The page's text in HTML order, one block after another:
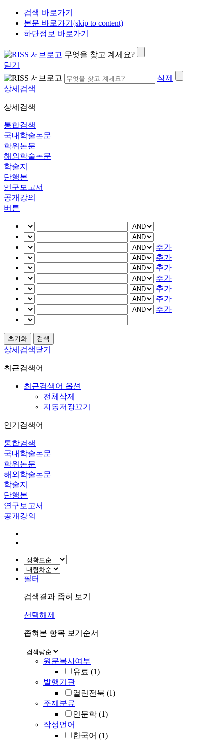
검색 바로가기
본문 바로가기(skip to content)
하단정보 바로가기
무엇을 찾고 계세요?
닫기
삭제
상세검색
상세검색
통합검색
국내학술논문
학위논문
해외학술논문
학술지
단행본
연구보고서
공개강의
버튼
추가
추가
추가
추가
추가
추가
추가
상세검색닫기
최근검색어
최근검색어 옵션
전체삭제
자동저장끄기
인기검색어
통합검색
국내학술논문
학위논문
해외학술논문
학술지
단행본
연구보고서
공개강의
필터
검색결과 좁혀 보기
선택해제
좁혀본 항목 보기순서
원문복사여부
유료 (1)
발행기관
열린전북 (1)
주제분류
인문학 (1)
작성언어
한국어 (1)